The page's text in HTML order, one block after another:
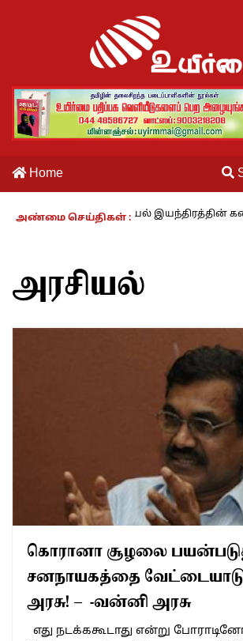
Home
அண்மை செய்திகள் :
– 27 : தையல் இயந்திரத்தின்
அரசியல்
கொரானா சூழலை
சனநாயகத்தை
அரசு! – -வன்னி அரசு
எது நடக்ககூடாது என்று